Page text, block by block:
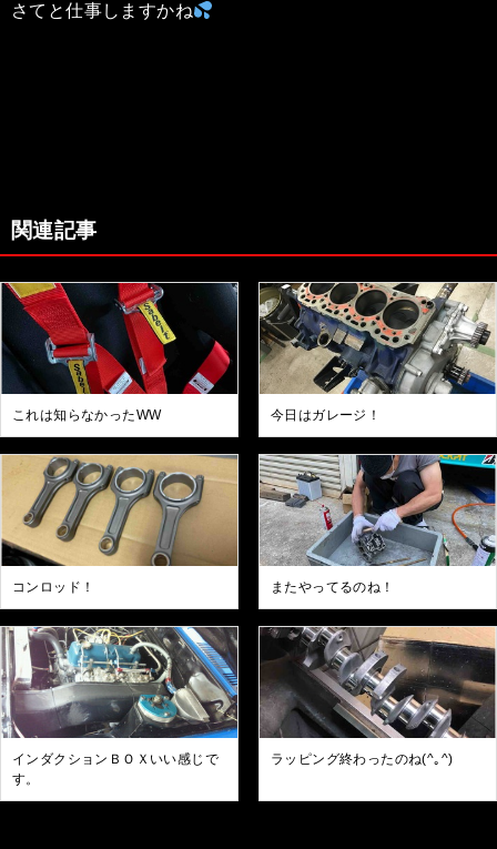
さてと仕事しますかね
関連記事
これは知らなかったWW 今日はガレージ！
コンロッド！ またやってるのね！
インダクションＢＯＸいい感じで
す。
ラッピング終わったのね(^｡^)